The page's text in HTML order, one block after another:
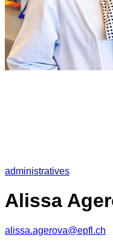
administratives
Alissa
alissa.agerova@epfl.ch